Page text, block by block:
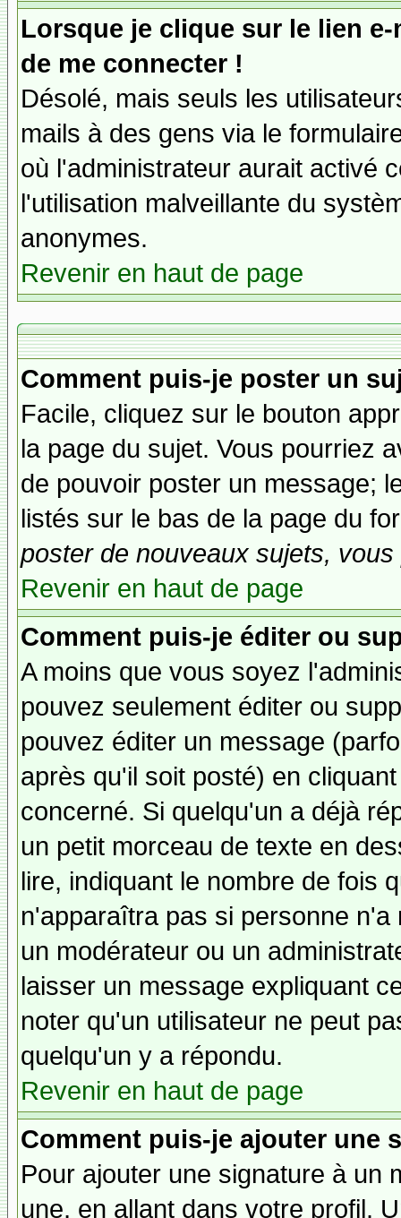
Lorsque je clique sur le lien
de me connecter !
Désolé, mais seuls les
mails à des gens via le
où l'administrateur aurait activé
l'utilisation malveillante du
anonymes.
Revenir en haut de page
Comment puis-je poster un
Facile, cliquez sur le bouton
la page du sujet. Vous pourriez
de pouvoir poster un message;
listés sur le bas de la page du
poster de nouveaux sujets,
Revenir en haut de page
Comment puis-je éditer ou
A moins que vous soyez
pouvez seulement éditer ou
pouvez éditer un message
après qu'il soit posté) en
concerné. Si quelqu'un a déjà
un petit morceau de texte en
lire, indiquant le nombre de fois
n'apparaîtra pas si personne
un modérateur ou un
laisser un message expliquant
noter qu'un utilisateur ne peut
quelqu'un y a répondu.
Revenir en haut de page
Comment puis-je ajouter une
Pour ajouter une signature à un
une, en allant dans votre profil.